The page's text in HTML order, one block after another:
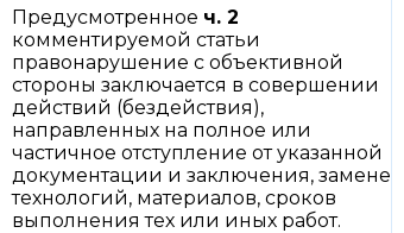
Предусмотренное ч. 2
комментируемой статьи
правонарушение с объективной
стороны заключается в совершении
действий (бездействия),
направленных на полное или
частичное отступление от указанной
документации и заключения, замене
технологий, материалов, сроков
выполнения тех или иных работ.